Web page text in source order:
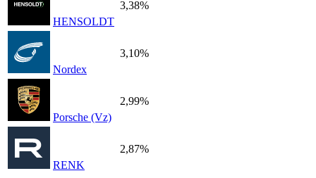
HENSOLDT
3,38%
Nordex
3,10%
Porsche (Vz)
2,99%
RENK
2,87%